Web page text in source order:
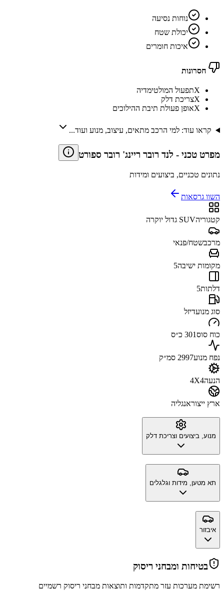
נוחות נסיעה
יכולת שטח
איכות חומרים
חסרונות
Xתפעול המולטימדיה
Xצריכת דלק
Xאופן פעולת תיבת ההילוכים
קראו עוד: למי הרכב מתאים, עיצוב, מנוע ועוד...
מפרט טכני - לנד רובר ריינג' רובר ספורט
נתונים טכניים, ביצועים ומידות
השוו גרסאות
קטגוריהSUV גדול יוקרה
מרכבשטח/פנאי
מקומות ישיבה5
דלתות5
סוג מנועדיזל
כוח סוס301 כ״ס
נפח מנוע2997 סמ״ק
הנעה4X4
ארץ ייצוראנגליה
מנוע, ביצועים וצריכת דלק
תא מטען, מידות וגלגלים
איבזור
בטיחות ומבחני ריסוק
רשימת מערכות עזר מתקדמות ותוצאות מבחני ריסוק רשמיים